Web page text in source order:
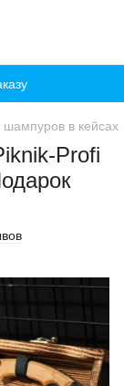
в кейсах
Profi